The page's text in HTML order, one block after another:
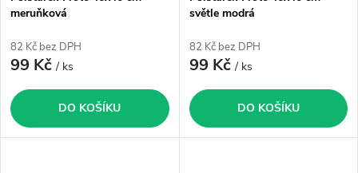
meruňková
82 Kč bez DPH
99 Kč/ ks
DO KOŠÍKU
světle modrá
82 Kč bez DPH
99 Kč/ ks
DO KOŠÍKU